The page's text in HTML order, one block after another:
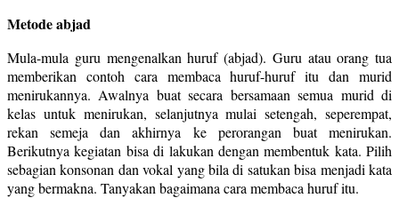
Metode abjad
Mula-mula guru mengenalkan huruf (abjad). Guru atau orang tua
memberikan contoh cara membaca huruf-huruf itu dan murid
menirukannya. Awalnya buat secara bersamaan semua murid di
kelas untuk menirukan, selanjutnya mulai setengah, seperempat,
rekan semeja dan akhirnya ke perorangan buat menirukan.
Berikutnya kegiatan bisa di lakukan dengan membentuk kata. Pilih
sebagian konsonan dan vokal yang bila di satukan bisa menjadi kata
yang bermakna. Tanyakan bagaimana cara membaca huruf itu.